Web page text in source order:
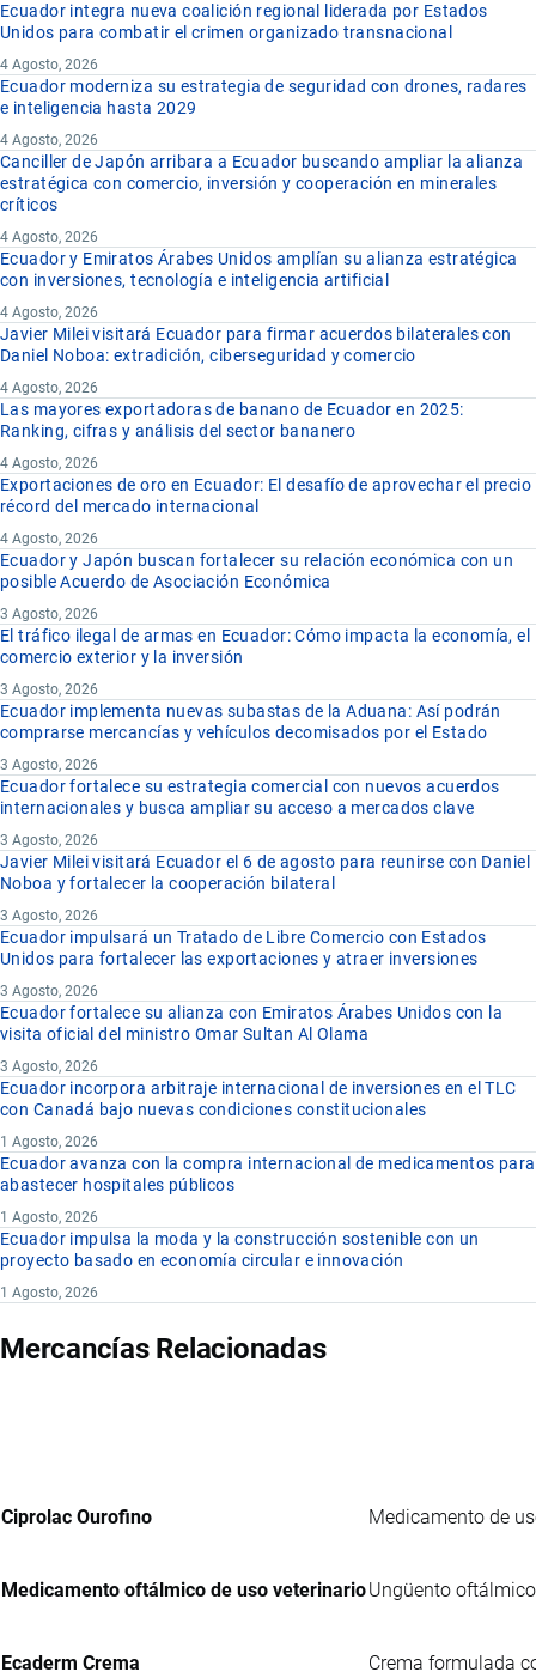
Ecuador integra nueva coalición regional liderada por Estados
Unidos para combatir el crimen organizado transnacional
4 Agosto, 2026
Ecuador moderniza su estrategia de seguridad con drones, radares
e inteligencia hasta 2029
4 Agosto, 2026
Canciller de Japón arribara a Ecuador buscando ampliar la alianza
estratégica con comercio, inversión y cooperación en minerales
críticos
4 Agosto, 2026
Ecuador y Emiratos Árabes Unidos amplían su alianza estratégica
con inversiones, tecnología e inteligencia artificial
4 Agosto, 2026
Javier Milei visitará Ecuador para firmar acuerdos bilaterales con
Daniel Noboa: extradición, ciberseguridad y comercio
4 Agosto, 2026
Las mayores exportadoras de banano de Ecuador en 2025:
Ranking, cifras y análisis del sector bananero
4 Agosto, 2026
Exportaciones de oro en Ecuador: El desafío de aprovechar el precio
récord del mercado internacional
4 Agosto, 2026
Ecuador y Japón buscan fortalecer su relación económica con un
posible Acuerdo de Asociación Económica
3 Agosto, 2026
El tráfico ilegal de armas en Ecuador: Cómo impacta la economía, el
comercio exterior y la inversión
3 Agosto, 2026
Ecuador implementa nuevas subastas de la Aduana: Así podrán
comprarse mercancías y vehículos decomisados por el Estado
3 Agosto, 2026
Ecuador fortalece su estrategia comercial con nuevos acuerdos
internacionales y busca ampliar su acceso a mercados clave
3 Agosto, 2026
Javier Milei visitará Ecuador el 6 de agosto para reunirse con Daniel
Noboa y fortalecer la cooperación bilateral
3 Agosto, 2026
Ecuador impulsará un Tratado de Libre Comercio con Estados
Unidos para fortalecer las exportaciones y atraer inversiones
3 Agosto, 2026
Ecuador fortalece su alianza con Emiratos Árabes Unidos con la
visita oficial del ministro Omar Sultan Al Olama
3 Agosto, 2026
Ecuador incorpora arbitraje internacional de inversiones en el TLC
con Canadá bajo nuevas condiciones constitucionales
1 Agosto, 2026
Ecuador avanza con la compra internacional de medicamentos para
abastecer hospitales públicos
1 Agosto, 2026
Ecuador impulsa la moda y la construcción sostenible con un
proyecto basado en economía circular e innovación
1 Agosto, 2026
Mercancías Relacionadas
Ciprolac Ourofino Medicamento de
Medicamento oftálmico de uso veterinarioUngüento
Ecaderm Crema Crema formulada